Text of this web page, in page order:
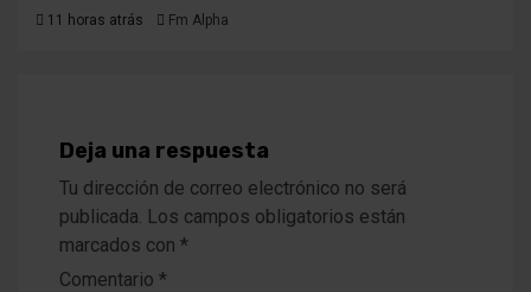
11 horas atrás Fm Alpha
Deja una respuesta
Tu dirección de correo electrónico no será
publicada. Los campos obligatorios están
marcados con *
Comentario *